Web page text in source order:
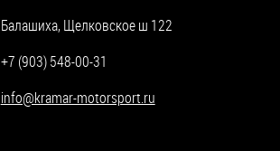
Балашиха, Щелковское ш 122
+7 (903) 548-00-31
info@kramar-motorsport.ru